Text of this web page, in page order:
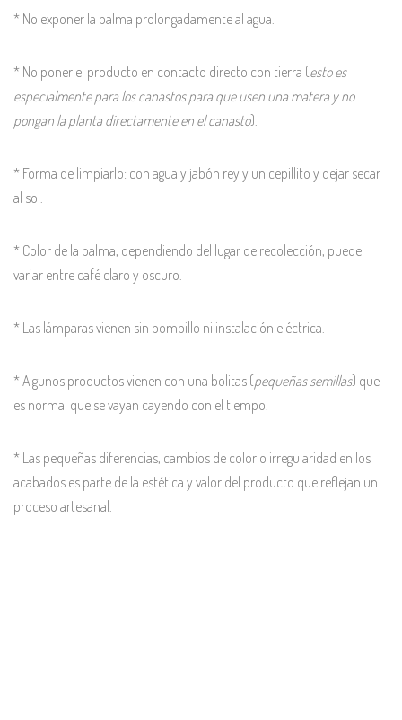
* No exponer la palma prolongadamente al agua.
* No poner el producto en contacto directo con tierra (esto es
especialmente para los canastos para que usen una matera y no
pongan la planta directamente en el canasto).
* Forma de limpiarlo: con agua y jabón rey y un cepillito y dejar secar
al sol.
* Color de la palma, dependiendo del lugar de recolección, puede
variar entre café claro y oscuro.
* Las lámparas vienen sin bombillo ni instalación eléctrica.
* Algunos productos vienen con una bolitas (pequeñas semillas) que
es normal que se vayan cayendo con el tiempo.
* Las pequeñas diferencias, cambios de color o irregularidad en los
acabados es parte de la estética y valor del producto que reflejan un
proceso artesanal.